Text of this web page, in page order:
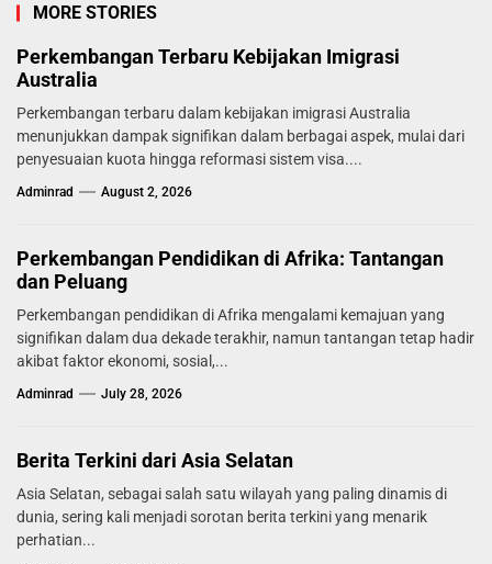
MORE STORIES
Perkembangan Terbaru Kebijakan Imigrasi
Australia
Perkembangan terbaru dalam kebijakan imigrasi Australia
menunjukkan dampak signifikan dalam berbagai aspek, mulai dari
penyesuaian kuota hingga reformasi sistem visa....
Adminrad August 2, 2026
Perkembangan Pendidikan di Afrika: Tantangan
dan Peluang
Perkembangan pendidikan di Afrika mengalami kemajuan yang
signifikan dalam dua dekade terakhir, namun tantangan tetap hadir
akibat faktor ekonomi, sosial,...
Adminrad July 28, 2026
Berita Terkini dari Asia Selatan
Asia Selatan, sebagai salah satu wilayah yang paling dinamis di
dunia, sering kali menjadi sorotan berita terkini yang menarik
perhatian...